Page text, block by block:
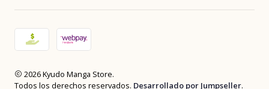
2026 Kyudo Manga Store.
Todos los derechos reservados. Desarrollado por Jumpseller.